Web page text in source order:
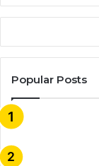
Popular Posts